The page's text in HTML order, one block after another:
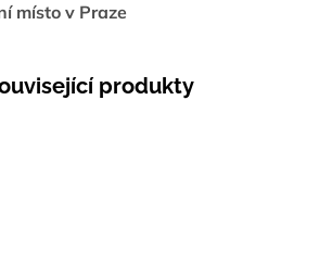
místo v Praze
produkty